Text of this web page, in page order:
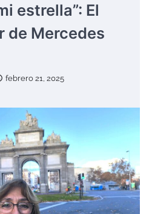
estrella”: El
de Mercedes
febrero 21, 2025